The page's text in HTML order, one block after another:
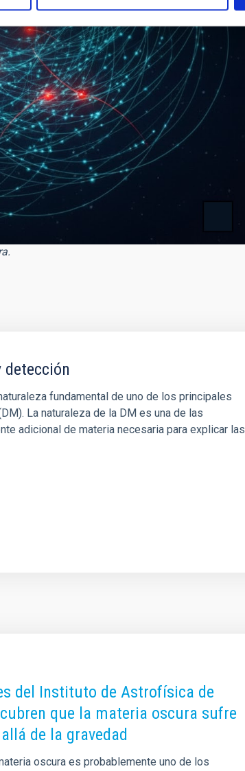
detección
fundamental de uno de los principales
La naturaleza de la DM es una de las
adicional de materia necesaria para explicar las
del Instituto de Astrofísica de
que la materia oscura sufre
de la gravedad
oscura es probablemente uno de los